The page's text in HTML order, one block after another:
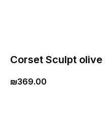
Corset Sculpt olive
₪369.00